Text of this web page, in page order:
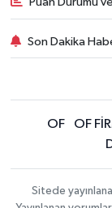
Son Dakika
OF OF
Sitede